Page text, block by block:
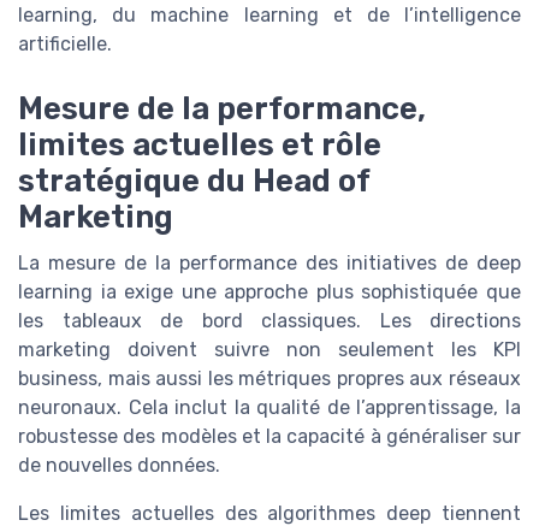
learning, du machine learning et de l’intelligence
artificielle.
Mesure de la performance,
limites actuelles et rôle
stratégique du Head of
Marketing
La mesure de la performance des initiatives de deep
learning ia exige une approche plus sophistiquée que
les tableaux de bord classiques. Les directions
marketing doivent suivre non seulement les KPI
business, mais aussi les métriques propres aux réseaux
neuronaux. Cela inclut la qualité de l’apprentissage, la
robustesse des modèles et la capacité à généraliser sur
de nouvelles données.
Les limites actuelles des algorithmes deep tiennent